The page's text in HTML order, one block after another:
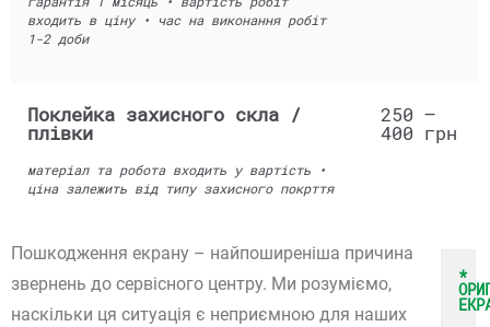
входить в ціну • час на виконання робіт
1-2 доби
Поклейка захисного скла /
плівки
матеріал та робота входить у вартість •
ціна залежить від типу захисного покрття
250 –
400 грн
Пошкодження екрану – найпоширеніша причина
звернень до сервісного центру. Ми розуміємо,
наскільки ця ситуація є неприємною для наших
*